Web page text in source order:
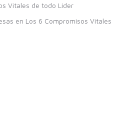
Vitales de todo Líder
en Los 6 Compromisos Vitales